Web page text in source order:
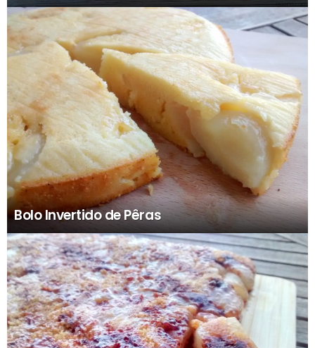
Bolo Invertido de Pêras